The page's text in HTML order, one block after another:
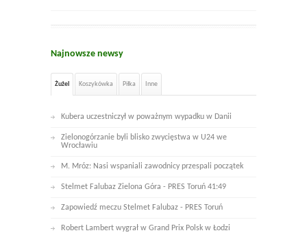
Najnowsze newsy
Żużel Koszykówka Piłka Inne
Kubera uczestniczył w poważnym wypadku w Danii
Zielonogórzanie byli blisko zwycięstwa w U24 we
Wrocławiu
M. Mróz: Nasi wspaniali zawodnicy przespali początek
Stelmet Falubaz Zielona Góra - PRES Toruń 41:49
Zapowiedź meczu Stelmet Falubaz - PRES Toruń
Robert Lambert wygrał w Grand Prix Polsk w Łodzi